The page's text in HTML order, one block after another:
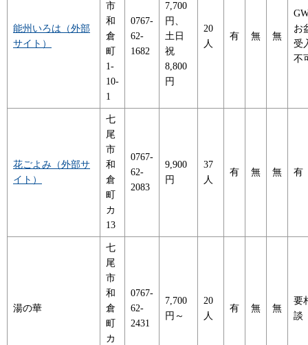
能州いろは（外部
サイト）
市
和
倉
町
1-
10-
1
0767-
62-
1682
7,700
円、
土日
祝
8,800
円
20
人
有 無 無
お
受
不
花ごよみ（外部サ
イト）
七
尾
市
和
倉
町
カ
13
0767-
62-
2083
9,900
円
37
人
有 無 無 有
湯の華
七
尾
市
和
倉
町
カ
0767-
62-
2431
7,700
円～
20
人
有 無 無
要
談